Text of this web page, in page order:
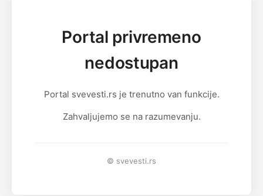
Portal privremeno
nedostupan
Portal svevesti.rs je trenutno van funkcije.
Zahvaljujemo se na razumevanju.
© svevesti.rs